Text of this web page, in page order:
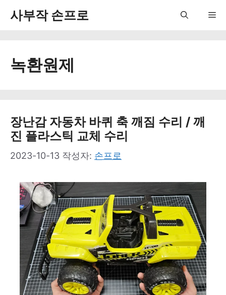
사부작 손프로
녹환원제
장난감 자동차 바퀴 축 깨짐 수리 / 깨
진 플라스틱 교체 수리
2023-10-13 작성자: 손프로